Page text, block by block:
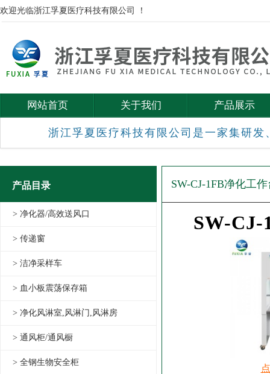
欢迎光临浙江孚夏医疗科技有限公司 ！
网站首页 关于我们 产品展示
浙江孚夏医疗科技有限公司是一家集研
产品目录
> 净化器/高效送风口
> 传递窗
> 洁净采样车
> 血小板震荡保存箱
> 净化风淋室,风淋门,风淋房
> 通风柜/通风橱
> 全钢生物安全柜
SW-CJ-1FB净化工
SW-CJ-